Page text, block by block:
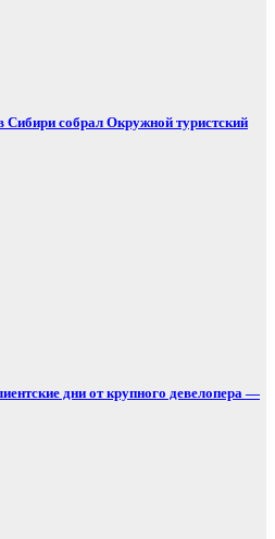
Сибири собрал Окружной туристский
дни от крупного девелопера —